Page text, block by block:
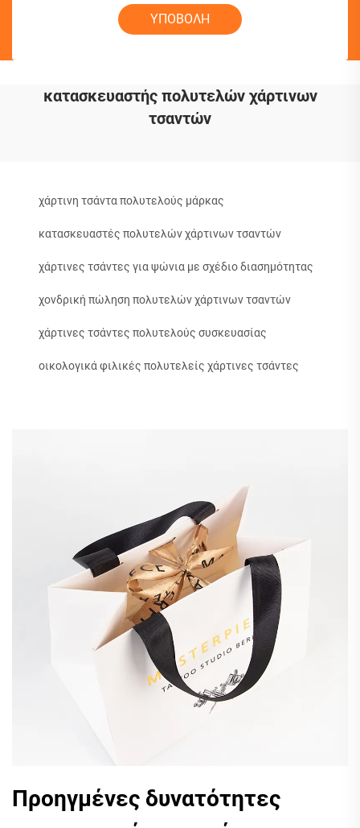
ΥΠΟΒΟΛΗ
κατασκευαστής πολυτελών χάρτινων
τσαντών
χάρτινη τσάντα πολυτελούς μάρκας
κατασκευαστές πολυτελών χάρτινων τσαντών
χάρτινες τσάντες για ψώνια με σχέδιο διασημότητας
χονδρική πώληση πολυτελών χάρτινων τσαντών
χάρτινες τσάντες πολυτελούς συσκευασίας
οικολογικά φιλικές πολυτελείς χάρτινες τσάντες
Προηγμένες δυνατότητες